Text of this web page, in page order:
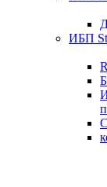
ИБП